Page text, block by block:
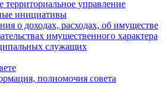
управление
инициативы
о доходах, расходах, об имуществе
имущественного характера
служащих
полномочия совета